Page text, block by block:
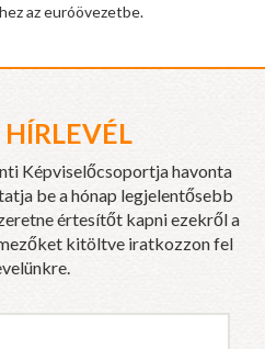
az euróövezetbe.
HÍRLEVÉL
Képviselőcsoportja havonta
be a hónap legjelentősebb
értesítőt kapni ezekről a
kitöltve iratkozzon fel